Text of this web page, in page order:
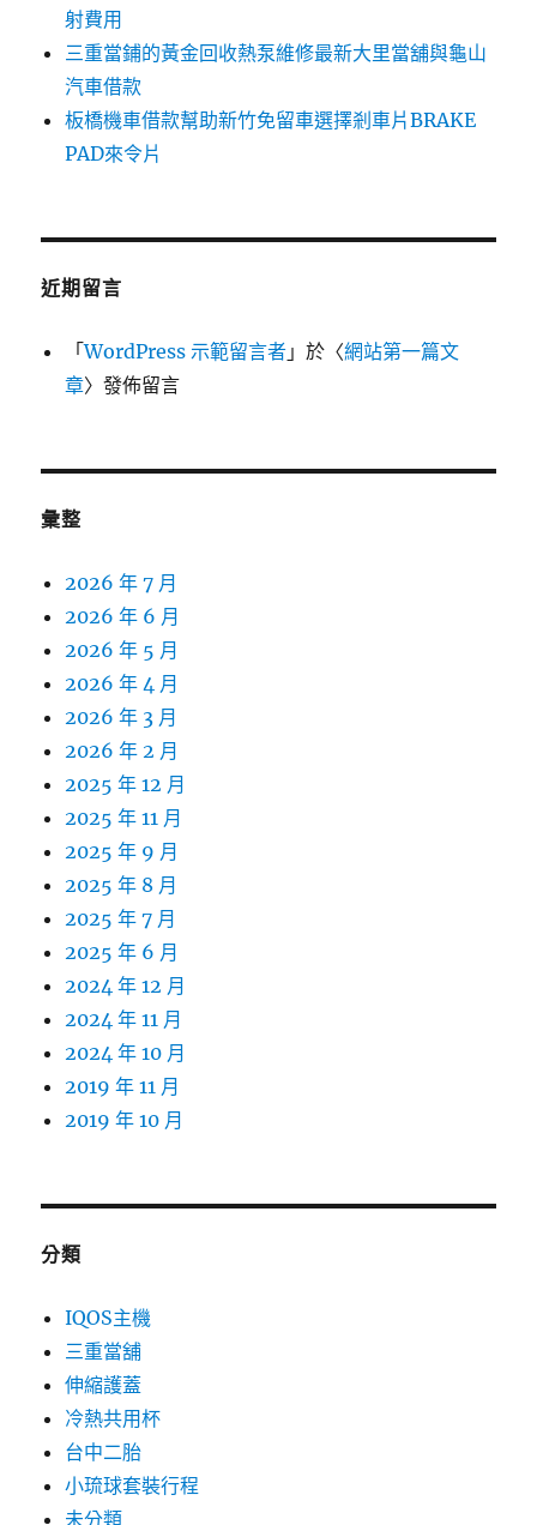
射費用
三重當鋪的黃金回收熱泵維修最新大里當舖與龜山
汽車借款
板橋機車借款幫助新竹免留車選擇剎車片BRAKE
PAD來令片
近期留言
「WordPress 示範留言者 」於〈網站第一篇文
章〉發佈留言
彙整
2026 年 7 月
2026 年 6 月
2026 年 5 月
2026 年 4 月
2026 年 3 月
2026 年 2 月
2025 年 12 月
2025 年 11 月
2025 年 9 月
2025 年 8 月
2025 年 7 月
2025 年 6 月
2024 年 12 月
2024 年 11 月
2024 年 10 月
2019 年 11 月
2019 年 10 月
分類
IQOS主機
三重當舖
伸縮護蓋
冷熱共用杯
台中二胎
小琉球套裝行程
未分類